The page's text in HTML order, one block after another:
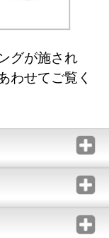
グが施され
わせてご覧く